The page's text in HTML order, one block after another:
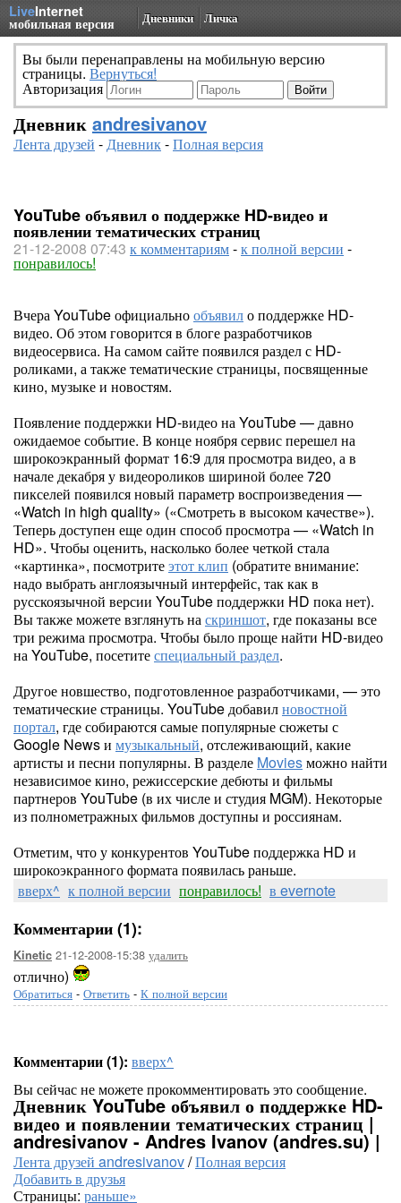
LiveInternet
мобильная версия Дневники Личка
Вы были перенаправлены на мобильную версию
страницы. Вернуться!
Авторизация
Дневник andresivanov
Лента друзей -Дневник-Полная версия
YouTube объявил о поддержке HD-видео и
появлении тематических страниц
21-12-2008 07:43 к комментариям-к полной версии -
понравилось!
Вчера YouTube официальнообъявило поддержке HD-
видео. Об этом говорится в блоге разработчиков
видеосервиса. На самом сайте появился раздел с HD-
роликами, а также тематические страницы, посвященные
кино, музыке и новостям.
Появление поддержки HD-видео на YouTube — давно
ожидаемое событие. В конце ноября сервис перешел на
широкоэкранный формат 16:9 для просмотра видео, а в
начале декабря у видеороликов шириной более 720
пикселей появился новый параметр воспроизведения —
«Watch in high quality» («Смотреть в высоком качестве»).
Теперь доступен еще один способ просмотра — «Watch in
HD». Чтобы оценить, насколько более четкой стала
«картинка», посмотритеэтот клип (обратите внимание:
надо выбрать англоязычный интерфейс, так как в
русскоязычной версии YouTube поддержки HD пока нет).
Вы также можете взглянуть наскриншот, где показаны все
три режима просмотра. Чтобы было проще найти HD-видео
на YouTube, посетитеспециальный раздел.
Другое новшество, подготовленное разработчиками, — это
тематические страницы. YouTube добавилновостной
портал, где собираются самые популярные сюжеты с
Google News и музыкальный, отслеживающий, какие
артисты и песни популярны. В разделе Moviesможно найти
независимое кино, режиссерские дебюты и фильмы
партнеров YouTube (в их числе и студия MGM). Некоторые
из полнометражных фильмов доступны и россиянам.
Отметим, что у конкурентов YouTube поддержка HD и
широкоэкранного формата появилась раньше.
вверх^ к полной версии понравилось! в evernote
Комментарии (1):
Kinetic 21-12-2008-15:38 удалить
отлично)
Обратиться - Ответить - К полной версии
Комментарии (1): вверх^
Вы сейчас не можете прокомментировать это сообщение.
Дневник YouTube объявил о поддержке HD-
видео и появлении тематических страниц |
andresivanov - Andres Ivanov (andres.su) |
Лента друзей andresivanov/Полная версия
Добавить в друзья
Страницы: раньше»